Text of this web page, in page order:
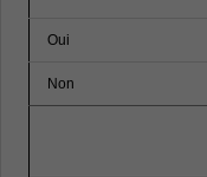
Oui
Non